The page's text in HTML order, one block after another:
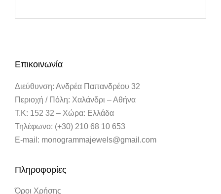
Επικοινωνία
Διεύθυνση: Ανδρέα Παπανδρέου 32
Περιοχή / Πόλη: Χαλάνδρι – Αθήνα
Τ.Κ: 152 32 – Χώρα: Ελλάδα
Τηλέφωνο: (+30) 210 68 10 653
E-mail: monogrammajewels@gmail.com
Πληροφορίες
Όροι Χρήσης